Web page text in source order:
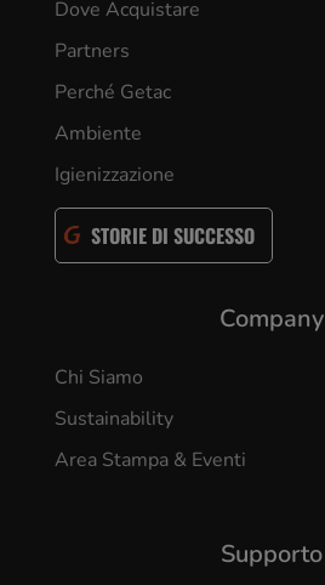
Dove Acquistare
Partners
Perché Getac
Ambiente
Igienizzazione
STORIE DI SUCCESSO
Company
Chi Siamo
Sustainability
Area Stampa & Eventi
Supporto